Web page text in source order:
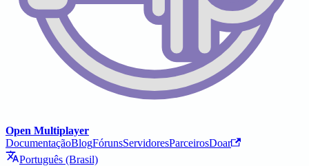
Open Multiplayer
DocumentaçãoBlogFórunsServidoresParceirosDoar
Português (Brasil)